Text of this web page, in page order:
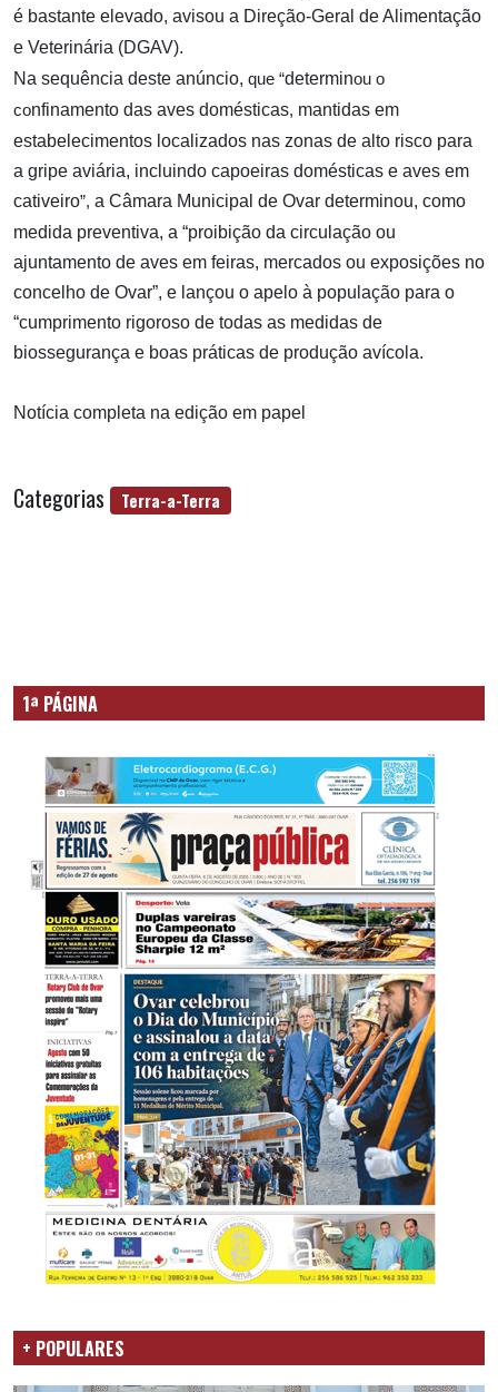
é bastante elevado, avisou a Direção-Geral de Alimentação
e Veterinária (DGAV).
Na sequência deste anúncio, que “determinou o
confinamento das aves domésticas, mantidas em
estabelecimentos localizados nas zonas de alto risco para
a gripe aviária, incluindo capoeiras domésticas e aves em
cativeiro”, a Câmara Municipal de Ovar determinou, como
medida preventiva, a “proibição da circulação ou
ajuntamento de aves em feiras, mercados ou exposições no
concelho de Ovar”, e lançou o apelo à população para o
“cumprimento rigoroso de todas as medidas de
biossegurança e boas práticas de produção avícola.
Notícia completa na edição em papel
Categorias Terra-a-Terra
1ª PÁGINA
+ POPULARES